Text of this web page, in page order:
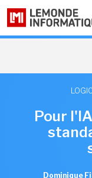
Pour
Dominique